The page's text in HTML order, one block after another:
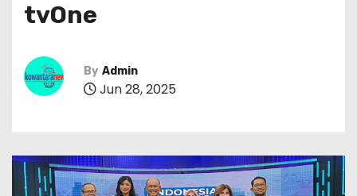
tvOne
By Admin
Jun 28, 2025